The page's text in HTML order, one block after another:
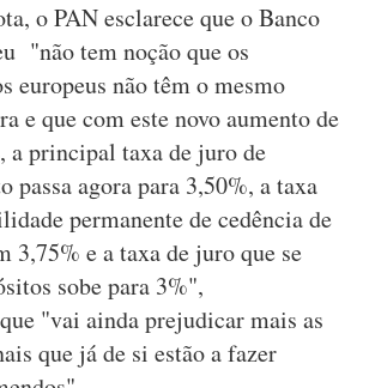
o PAN esclarece que o Banco
"não tem noção que os
europeus não têm o mesmo
e que com este novo aumento de
a principal taxa de juro de
passa agora para 3,50%, a taxa
permanente de cedência de
3,75% e a taxa de juro que se
sobe para 3%",
"vai ainda prejudicar mais as
que já de si estão a fazer